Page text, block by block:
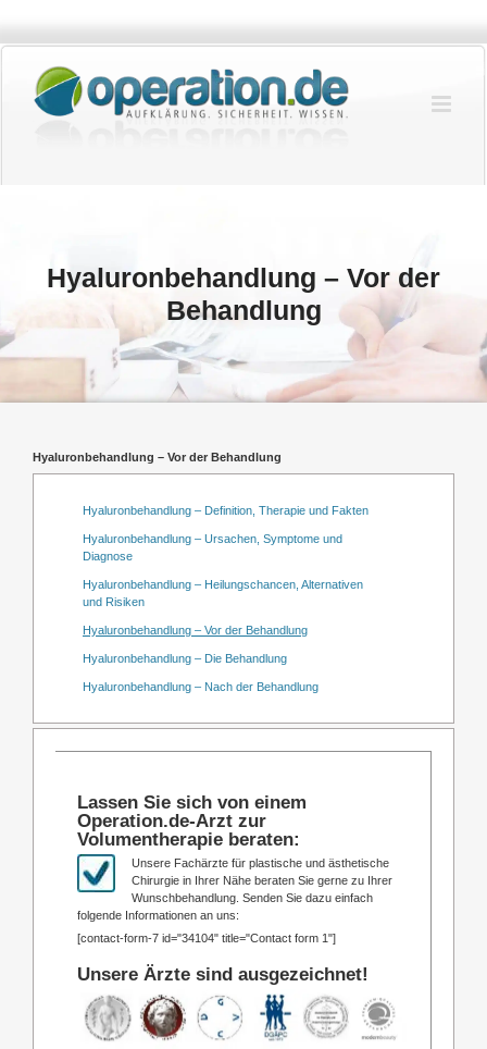
springen
Hyaluronbehandlung – Vor der
Behandlung
Hyaluronbehandlung – Vor der Behandlung
Hyaluronbehandlung – Definition, Therapie und Fakten
Hyaluronbehandlung – Ursachen, Symptome und
Diagnose
Hyaluronbehandlung – Heilungschancen, Alternativen
und Risiken
Hyaluronbehandlung – Vor der Behandlung
Hyaluronbehandlung – Die Behandlung
Hyaluronbehandlung – Nach der Behandlung
Lassen Sie sich von einem
Operation.de-Arzt zur
Volumentherapie beraten:
Unsere Fachärzte für plastische und ästhetische
Chirurgie in Ihrer Nähe beraten Sie gerne zu Ihrer
Wunschbehandlung. Senden Sie dazu einfach
folgende Informationen an uns:
[contact-form-7 id="34104" title="Contact form 1"]
Unsere Ärzte sind ausgezeichnet!